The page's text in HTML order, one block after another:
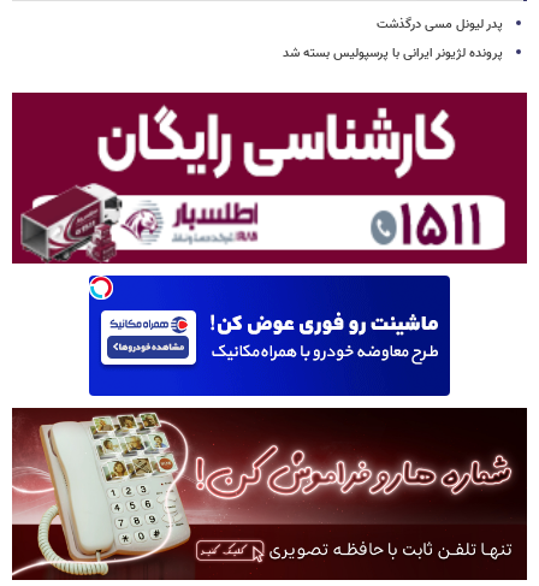
پدر لیونل مسی درگذشت
پرونده لژیونر ایرانی با پرسپولیس بسته شد